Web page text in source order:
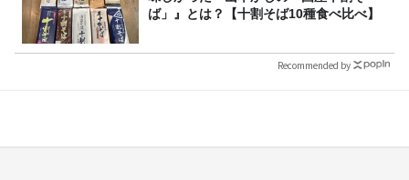
ば」』とは？【十割そば10種食べ比べ】
Recommended by